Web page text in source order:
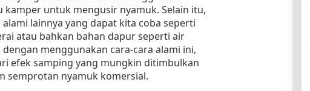
kamper untuk mengusir nyamuk. Selain itu,
lainnya yang dapat kita coba seperti
atau bahkan bahan dapur seperti air
menggunakan cara-cara alami ini,
efek samping yang mungkin ditimbulkan
semprotan nyamuk komersial.